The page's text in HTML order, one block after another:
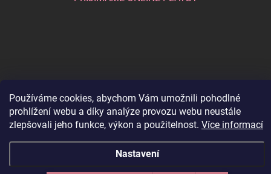
Používáme cookies, abychom Vám umožnili pohodlné
prohlížení webu a díky analýze provozu webu neustále
zlepšovali jeho funkce, výkon a použitelnost. Více informací
Nastavení